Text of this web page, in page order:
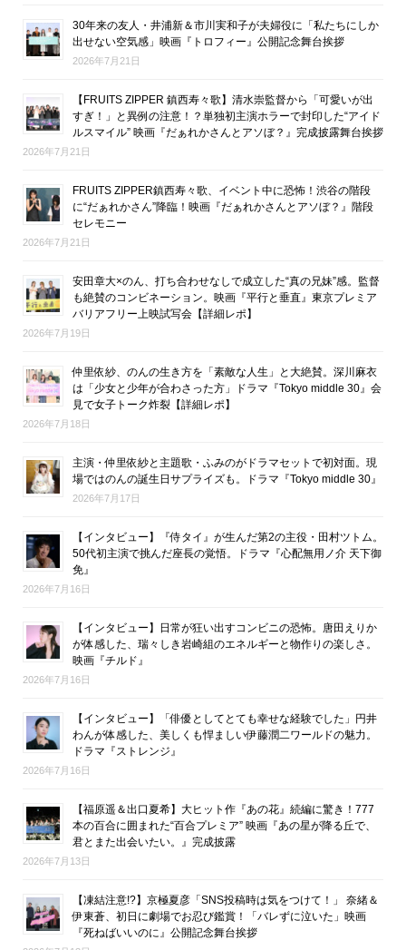
30年来の友人・井浦新＆市川実和子が夫婦役に「私たちにしか
出せない空気感」映画『トロフィー』公開記念舞台挨拶
2026年7月21日
【FRUITS ZIPPER 鎮西寿々歌】清水崇監督から「可愛いが出
すぎ！」と異例の注意！？単独初主演ホラーで封印した“アイド
ルスマイル” 映画『だぁれかさんとアソぼ？』完成披露舞台挨拶
2026年7月21日
FRUITS ZIPPER鎮西寿々歌、イベント中に恐怖！渋谷の階段
に“だぁれかさん”降臨！映画『だぁれかさんとアソぼ？』階段
セレモニー
2026年7月21日
安田章大×のん、打ち合わせなしで成立した“真の兄妹”感。監督
も絶賛のコンビネーション。映画『平行と垂直』東京プレミア
バリアフリー上映試写会【詳細レポ】
2026年7月19日
仲里依紗、のんの生き方を「素敵な人生」と大絶賛。深川麻衣
は「少女と少年が合わさった方」ドラマ『Tokyo middle 30』会
見で女子トーク炸裂【詳細レポ】
2026年7月18日
主演・仲里依紗と主題歌・ふみのがドラマセットで初対面。現
場ではのんの誕生日サプライズも。ドラマ『Tokyo middle 30』
2026年7月17日
【インタビュー】『侍タイ』が生んだ第2の主役・田村ツトム。
50代初主演で挑んだ座長の覚悟。ドラマ『心配無用ノ介 天下御
免』
2026年7月16日
【インタビュー】日常が狂い出すコンビニの恐怖。唐田えりか
が体感した、瑞々しき岩崎組のエネルギーと物作りの楽しさ。
映画『チルド』
2026年7月16日
【インタビュー】「俳優としてとても幸せな経験でした」円井
わんが体感した、美しくも悍ましい伊藤潤二ワールドの魅力。
ドラマ『ストレンジ』
2026年7月16日
【福原遥＆出口夏希】大ヒット作『あの花』続編に驚き！777
本の百合に囲まれた“百合プレミア” 映画『あの星が降る丘で、
君とまた出会いたい。』完成披露
2026年7月13日
【凍結注意!?】京極夏彦「SNS投稿時は気をつけて！」 奈緒＆
伊東蒼、初日に劇場でお忍び鑑賞！「バレずに泣いた」映画
『死ねばいいのに』公開記念舞台挨拶